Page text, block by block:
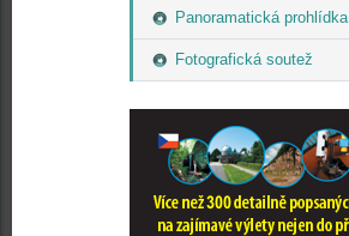
Panoramatická prohlídka
Fotografická soutež